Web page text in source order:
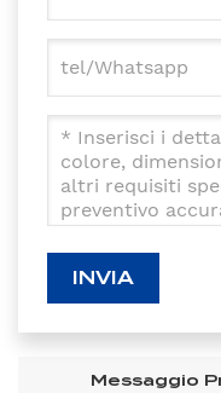
INVIA
Messaggio